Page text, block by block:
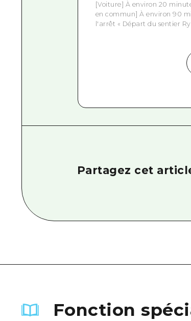
[Voiture] À environ 20
en commun] À environ 90
l'arrêt « Départ du sentier
Partagez cet
Fonction